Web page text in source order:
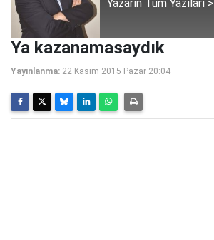
Yazarın Tüm Yazıları >
Ya kazanamasaydık
Yayınlanma: 22 Kasım 2015 Pazar 20:04